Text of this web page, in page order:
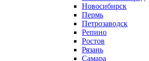
Новосибирск
Пермь
Петрозаводск
Репино
Ростов
Рязань
Самара